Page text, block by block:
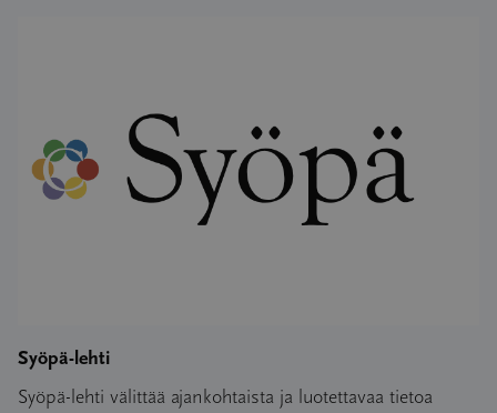
Syöpä-lehti
Syöpä-lehti välittää ajankohtaista ja luotettavaa tietoa